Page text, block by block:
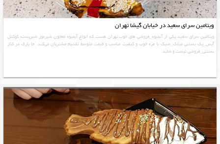
ویتامین سرای سعید در خیابان گیشا تهران
ویتامین سرای سعید یکی از آبمیوه_فروشی های خوب تهران هست که انواع آبمیوه معجون شیرموز شیرپسته کوکتل
آیس_پک بستنی میلک_شیک با مزه خوب و کیفیت مناسب و قیمت متوسط تقدیم مشتریان می‌کند. جا پارک در کنار
بستنی_فروشی نیست و شاید